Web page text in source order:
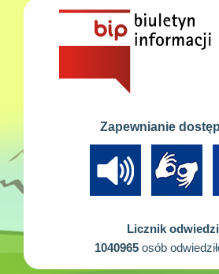
Zapewnianie
Licznik
1040965osób